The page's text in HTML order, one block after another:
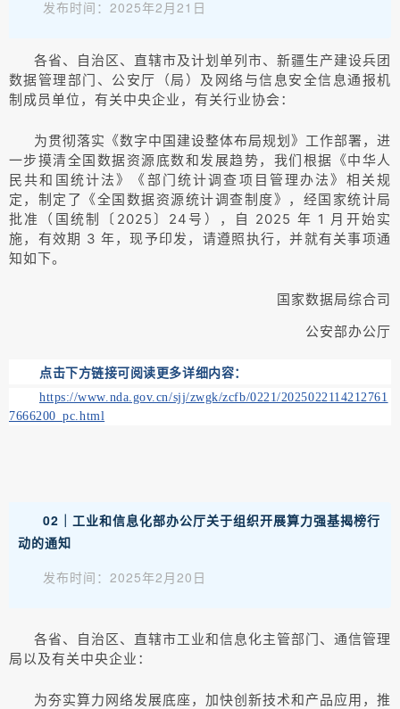
发布时间：2025年2月21日
各省、自治区、直辖市及计划单列市、新疆生产建设兵团
数据管理部门、公安厅（局）及网络与信息安全信息通报机
制成员单位，有关中央企业，有关行业协会：
为贯彻落实《数字中国建设整体布局规划》工作部署，进
一步摸清全国数据资源底数和发展趋势，我们根据《中华人
民共和国统计法》《部门统计调查项目管理办法》相关规
定，制定了《全国数据资源统计调查制度》，经国家统计局
批准（国统制〔2025〕24号），自 2025 年 1 月开始实
施，有效期 3 年，现予印发，请遵照执行，并就有关事项通
知如下。
国家数据局综合司
公安部办公厅
点击下方链接可阅读更多详细内容：
https://www.nda.gov.cn/sjj/zwgk/zcfb/0221/2025022114212761
7666200_pc.html
02｜ 工业和信息化部办公厅关于组织开展算力强基揭榜行
动的通知
发布时间：2025年2月20日
各省、自治区、直辖市工业和信息化主管部门、通信管理
局以及有关中央企业：
为夯实算力网络发展底座，加快创新技术和产品应用，推